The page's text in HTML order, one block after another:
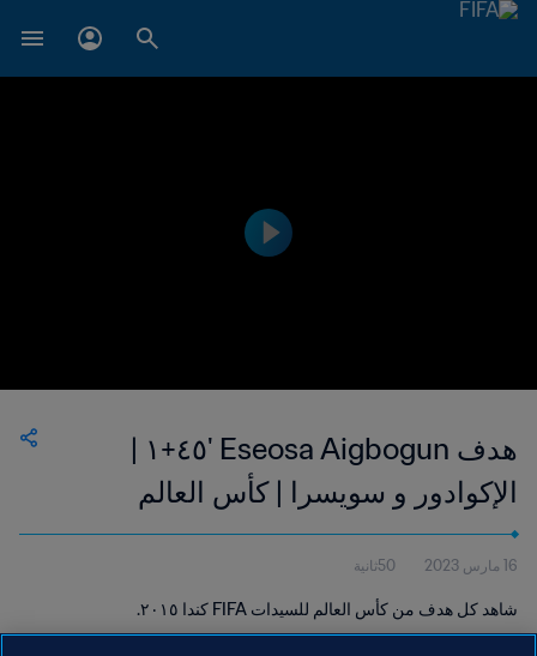
هدف Eseosa Aigbogun '٤٥+١ |
الإكوادور و سويسرا | كأس العالم
للسيدات FIFA كندا ٢٠١٥
16 مارس 2023 50ثانية
شاهد كل هدف من كأس العالم للسيدات FIFA كندا ٢٠١٥.